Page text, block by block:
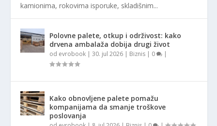
kamionima, rokovima isporuke, skladišnim...
Polovne palete, otkup i održivost: kako
drvena ambalaža dobija drugi život
od evrobook |30. jul 2026 | Biznis | 0 |
Kako obnovljene palete pomažu
kompanijama da smanje troškove
poslovanja